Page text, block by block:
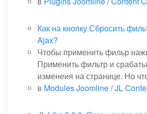
Как на кнопку Сбросить
Ajax?
Чтобы применить фильр
Применить фильтр и
изменеия на странице. Но
в Modules Joomline/JL